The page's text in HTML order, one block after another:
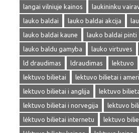
langai vilniuje kainos
laukininku
lauko baldai
lauko baldai akcija
lauko baldai kaune
lauko baldai pinti
lauko baldu gamyba
lauko virtuves
ld draudimas
ldraudimas lektuvo
lektuvo bilietai
lektuvo bilietai i
lektuvo bilietai i anglija
lektuvo
lektuvo bilietai i norvegija
lektuvo
lėktuvo bilietai internetu
lektuvo